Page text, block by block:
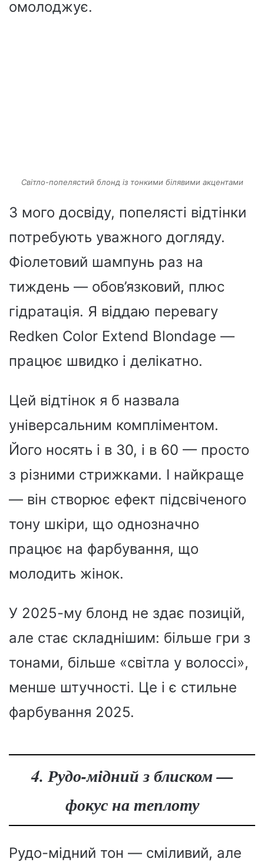
омолоджує.
Світло-попелястий блонд із тонкими білявими акцентами
З мого досвіду, попелясті відтінки
потребують уважного догляду.
Фіолетовий шампунь раз на
тиждень — обов’язковий, плюс
гідратація. Я віддаю перевагу
Redken Color Extend Blondage —
працює швидко і делікатно.
Цей відтінок я б назвала
універсальним компліментом.
Його носять і в 30, і в 60 — просто
з різними стрижками. І найкраще
— він створює ефект підсвіченого
тону шкіри, що однозначно
працює на фарбування, що
молодить жінок.
У 2025-му блонд не здає позицій,
але стає складнішим: більше гри з
тонами, більше «світла у волоссі»,
менше штучності. Це і є стильне
фарбування 2025.
4. Рудо-мідний з блиском —
фокус на теплоту
Рудо-мідний тон — сміливий, але